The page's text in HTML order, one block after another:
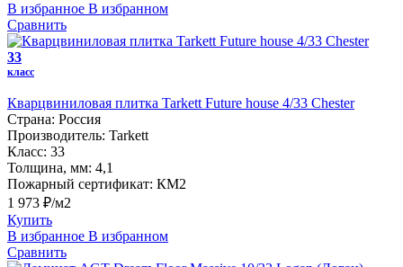
В избранное В избранном
Сравнить
33
класс
Кварцвиниловая плитка Tarkett Future house 4/33 Chester
Страна: Россия
Производитель: Tarkett
Класс: 33
Толщина, мм: 4,1
Пожарный сертификат: КМ2
1 973 ₽/м2
Купить
В избранное В избранном
Сравнить